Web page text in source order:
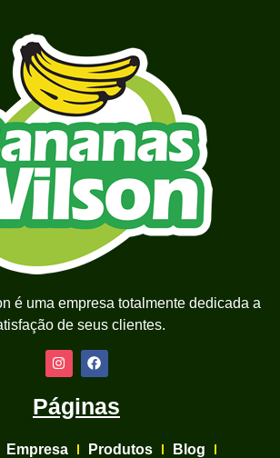
é uma empresa totalmente dedicada a
de seus clientes.
Páginas
Empresa Produtos
Blog